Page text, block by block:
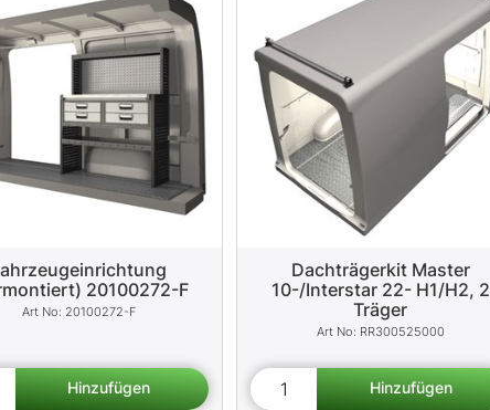
20100272-F
20100272-F
Dachträgerkit Master
10-/Interstar 22- H1/H2, 2
Träger
RR300525000